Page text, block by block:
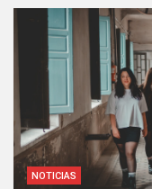
NOTICIAS